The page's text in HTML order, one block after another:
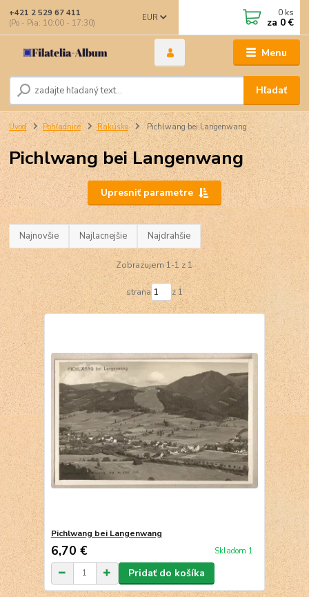
Menu
EUR
Hľadať
+421 2 529 67 411
(Po - Pia: 10:00 - 17:30)
0 ks
za 0 €
Úvod Pohľadnice Rakúsko Pichlwang bei Langenwang
Pichlwang bei Langenwang
Upresniť parametre
Najnovšie Najlacnejšie Najdrahšie
Zobrazujem 1-1 z 1
strana z 1
Pichlwang bei Langenwang
6,70 € Skladom 1
Pridať do košíka